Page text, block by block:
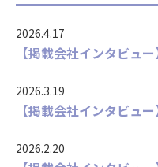
2026.4.17
【掲載会社インタビュ
2026.3.19
【掲載会社インタビュ
2026.2.20